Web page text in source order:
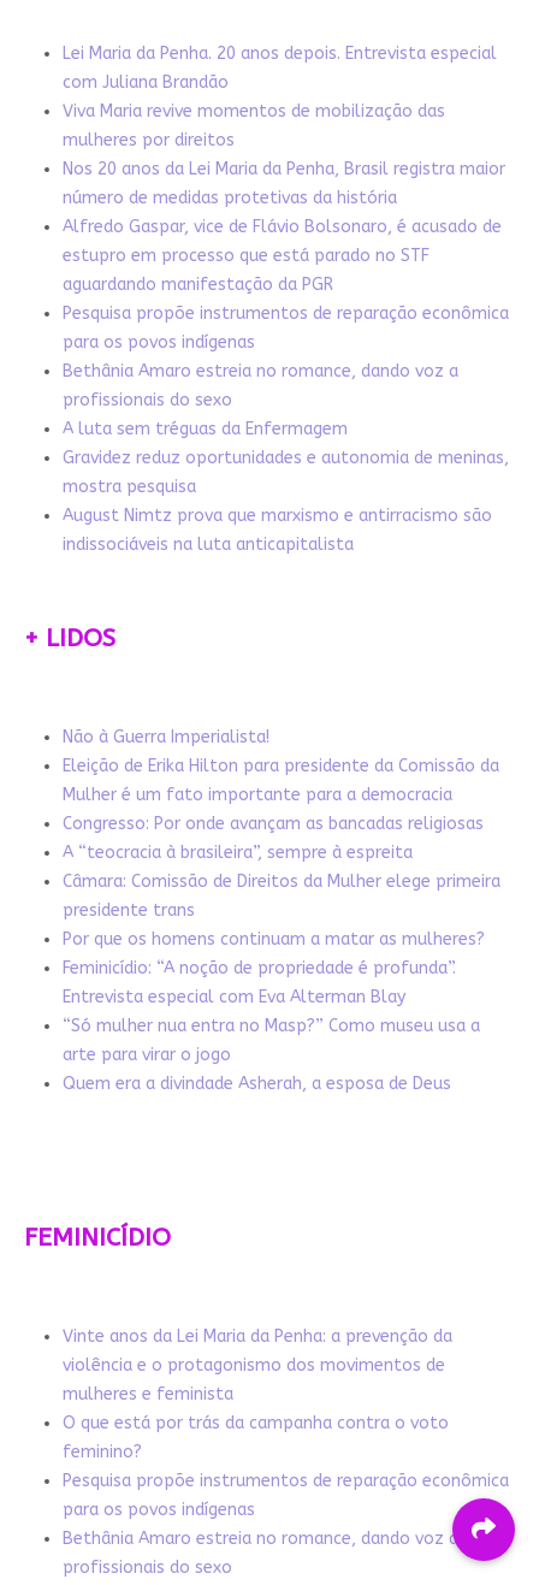
Lei Maria da Penha. 20 anos depois. Entrevista especial
com Juliana Brandão
Viva Maria revive momentos de mobilização das
mulheres por direitos
Nos 20 anos da Lei Maria da Penha, Brasil registra maior
número de medidas protetivas da história
Alfredo Gaspar, vice de Flávio Bolsonaro, é acusado de
estupro em processo que está parado no STF
aguardando manifestação da PGR
Pesquisa propõe instrumentos de reparação econômica
para os povos indígenas
Bethânia Amaro estreia no romance, dando voz a
profissionais do sexo
A luta sem tréguas da Enfermagem
Gravidez reduz oportunidades e autonomia de meninas,
mostra pesquisa
August Nimtz prova que marxismo e antirracismo são
indissociáveis na luta anticapitalista
+ LIDOS
Não à Guerra Imperialista!
Eleição de Erika Hilton para presidente da Comissão da
Mulher é um fato importante para a democracia
Congresso: Por onde avançam as bancadas religiosas
A “teocracia à brasileira”, sempre à espreita
Câmara: Comissão de Direitos da Mulher elege primeira
presidente trans
Por que os homens continuam a matar as mulheres?
Feminicídio: “A noção de propriedade é profunda”.
Entrevista especial com Eva Alterman Blay
“Só mulher nua entra no Masp?” Como museu usa a
arte para virar o jogo
Quem era a divindade Asherah, a esposa de Deus
FEMINICÍDIO
Vinte anos da Lei Maria da Penha: a prevenção da
violência e o protagonismo dos movimentos de
mulheres e feminista
O que está por trás da campanha contra o voto
feminino?
Pesquisa propõe instrumentos de reparação econômica
para os povos indígenas
Bethânia Amaro estreia no romance, dando voz a
profissionais do sexo